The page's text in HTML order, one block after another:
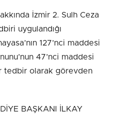
İzmir 2. Sulh Ceza
uygulandığı
127’nci maddesi
47’nci maddesi
tedbir olarak görevden
BAŞKANI İLKAY